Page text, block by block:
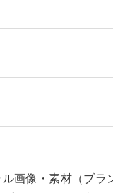
画像・素材（ブ